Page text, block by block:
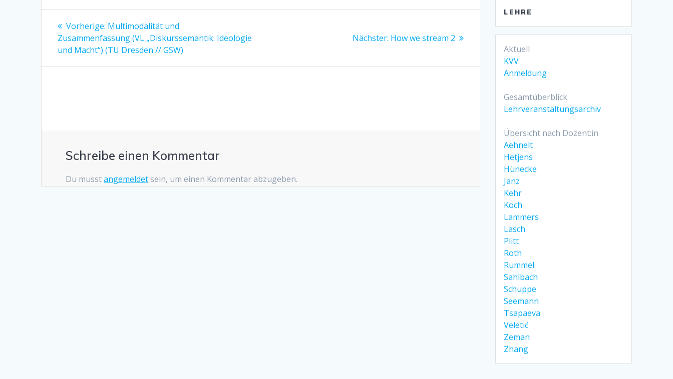
Beitragsnavigation
Vorherige: Vorheriger
Beitrag:
Multimodalität und
Zusammenfassung (VL „Diskurssemantik: Ideologie
und Macht“) (TU Dresden // GSW)
Nächster: Nächster
How we stream 2
Schreibe einen Kommentar
Du musstangemeldetsein, um einen Kommentar abzugeben.
LEHRE
Aktuell
KVV
Anmeldung
Gesamtüberblick
Lehrveranstaltungsarchiv
Übersicht nach Dozent:in
Aehnelt
Hetjens
Hünecke
Janz
Kehr
Koch
Lammers
Lasch
Plitt
Roth
Rummel
Sahlbach
Schuppe
Seemann
Tsapaeva
Veletić
Zeman
Zhang